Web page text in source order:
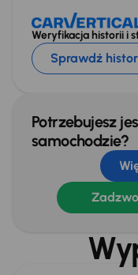
Weryfikacja historii i
Sprawdź
Potrzebujesz
samochodzie?